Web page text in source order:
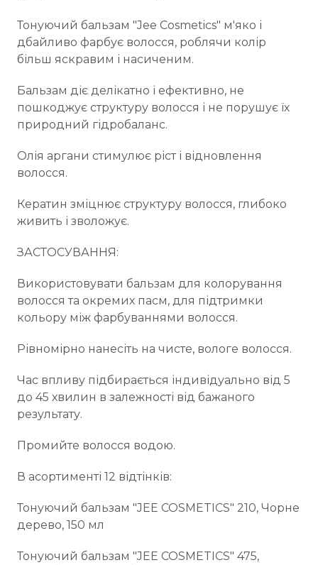
Тонуючий бальзам "Jee Cosmetics" м'яко і
дбайливо фарбує волосся, роблячи колір
більш яскравим і насиченим.
Бальзам діє делікатно і ефективно, не
пошкоджує структуру волосся і не порушує їх
природний гідробаланс.
Олія аргани стимулює ріст і відновлення
волосся.
Кератин зміцнює структуру волосся, глибоко
живить і зволожує.
ЗАСТОСУВАННЯ:
Використовувати бальзам для колорування
волосся та окремих пасм, для підтримки
кольору між фарбуваннями волосся.
Рівномірно нанесіть на чисте, вологе волосся.
Час впливу підбирається індивідуально від 5
до 45 хвилин в залежності від бажаного
результату.
Промийте волосся водою.
В асортименті 12 відтінків:
Тонуючий бальзам "JEE COSMETICS" 210, Чорне
дерево, 150 мл
Тонуючий бальзам "JEE COSMETICS" 475,